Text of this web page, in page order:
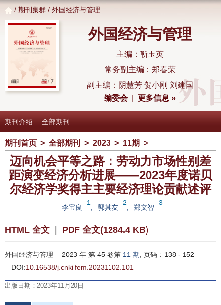
/ 期刊集群 / 外国经济与管理
外国经济与管理
主编：靳玉英
常务副主编：郑春荣
副主编：阴慧芳 贺小刚 刘建国
编委会|更多信息 »
期刊介绍 全部期刊
期刊首页 > 全部期刊 > 2023 > 11期 >
迈向机会平等之路：劳动力市场性别差
距演变经济分析进展——2023年度诺贝
尔经济学奖得主主要经济理论贡献述评
李宝良
1
, 郭其友
2
郑文智
3
HTML 全文 PDF 全文(1284.4 KB)
外国经济与管理 2023 年 第 45 卷第 11 期 , 页码：138 - 152
DOI:10.16538/j.cnki.fem.20231102.101
出版日期：2023年11月20日